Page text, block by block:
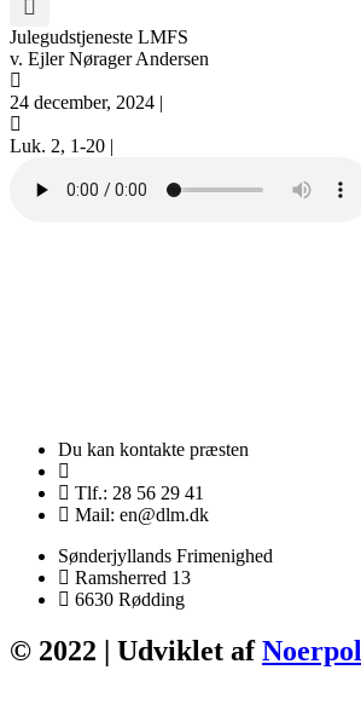
Julegudstjeneste LMFS
v. Ejler Nørager Andersen
24 december, 2024 |
Luk. 2, 1-20 |
Du kan kontakte præsten
Tlf.: 28 56 29 41
Mail: en@dlm.dk
Sønderjyllands Frimenighed
Ramsherred 13
6630 Rødding
© 2022 | Udviklet afNoerpol